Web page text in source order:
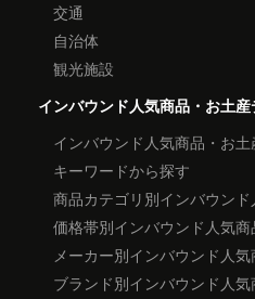
交通
自治体
観光施設
インバウンド人気商品・お土産
インバウンド人気商品・お土
キーワードから探す
商品カテゴリ別インバウン
価格帯別インバウンド人気
メーカー別インバウンド人
ブランド別インバウンド人